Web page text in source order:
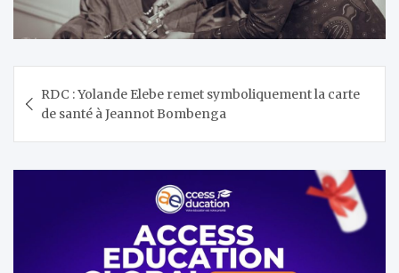
de
l’article
RDC : Yolande Elebe remet symboliquement la carte
de santé à Jeannot Bombenga